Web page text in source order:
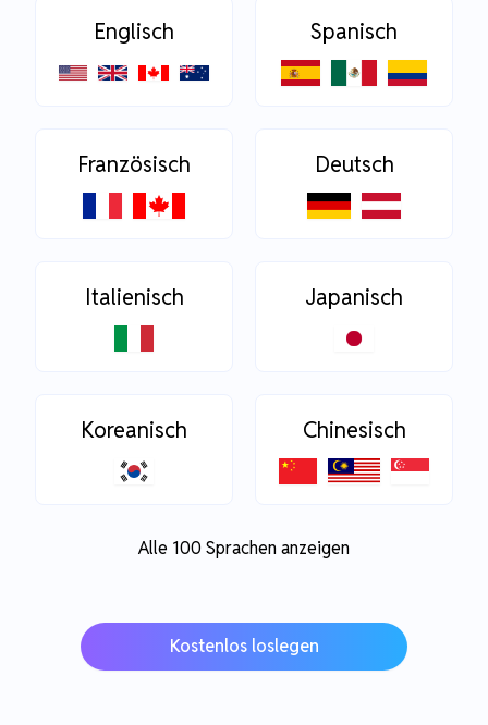
Englisch Spanisch
Französisch Deutsch
Italienisch Japanisch
Koreanisch Chinesisch
Alle 100 Sprachen anzeigen
Kostenlos loslegen